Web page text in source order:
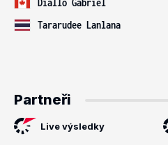
Diallo Gabriel
Tararudee Lanlana
Partneři
Live výsledky